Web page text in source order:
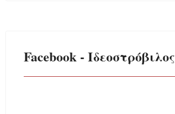
Facebook - Ιδεοστρόβιλος